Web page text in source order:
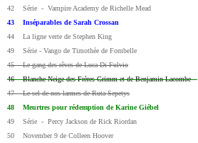
42 Série - Vampire Academy de Richelle Mead
43 Inséparables de Sarah Crossan
44 La ligne verte de Stephen King
49 Série - Vango de Timothée de Fombelle
45 Le gang des rêves de Luca Di Fulvio
46 Blanche Neige des Frères Grimm et de Benjamin Lacombe
47 Le sel de nos larmes de Ruta Sepetys
48 Meurtres pour rédemption de Karine Giébel
49 Série - Percy Jackson de Rick Riordan
50 November 9 de Colleen Hoover